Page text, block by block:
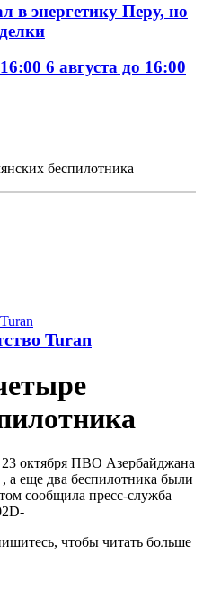
в энергетику Перу, но
6 августа до 16:00
беспилотника
Turan
октября ПВО Азербайджана
а еще два беспилотника были
сообщила пресс-служба
чтобы читать больше